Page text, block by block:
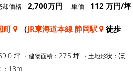
却価格 2,700万円 単価 112 万円/坪
町 （JR東海道本線 静岡駅
徒歩
坪 ・建物面積： 275 坪 ・土地形状： ほ
18m